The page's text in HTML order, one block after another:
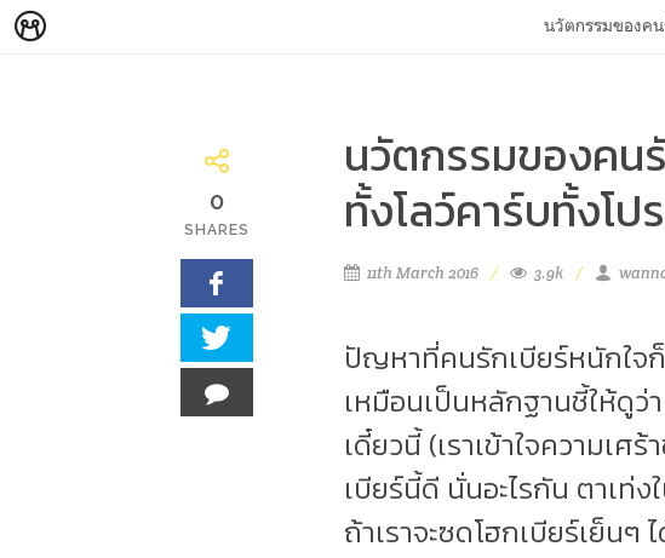
นวัตกรรมของคน
0
SHARES
นวัตกรรมของคน
ทั้งโลว์คาร์บทั้งโป
11th March 2016 3.9k
ปัญหาที่คนรักเบียร์หนักใจ
เหมือนเป็นหลักฐานชี้ให้ดูว่
เดี๋ยวนี้ (เราเข้าใจความเศ
เบียร์นี้ดี นั่นอะไรกัน ตาเท่
ถ้าเราจะซดโฮกเบียร์เย็นๆ